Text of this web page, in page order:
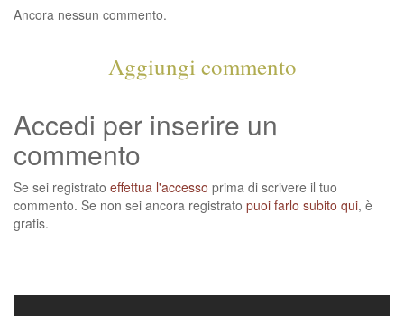
Ancora nessun commento.
Aggiungi commento
Accedi per inserire un
commento
Se sei registrato effettua l'accesso prima di scrivere il tuo
commento. Se non sei ancora registrato puoi farlo subito qui, è
gratis.